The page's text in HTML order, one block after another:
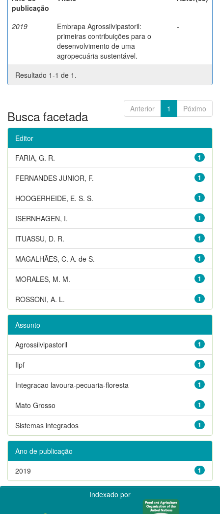
publicação
2019
Embrapa Agrossilvipastoril:
primeiras contribuições para o
desenvolvimento de uma
agropecuária sustentável.
-
Resultado 1-1 de 1.
Anterior 1 Póximo
Busca facetada
Editor
1
FARIA, G. R.
1
FERNANDES JUNIOR, F.
1
HOOGERHEIDE, E. S. S.
1
ISERNHAGEN, I.
1
ITUASSU, D. R.
1
MAGALHÃES, C. A. de S.
1
MORALES, M. M.
1
ROSSONI, A. L.
Assunto
1
Agrossilvipastoril
1
Ilpf
1
Integracao lavoura-pecuaria-floresta
1
Mato Grosso
1
Sistemas integrados
Ano de publicação
1
2019
Indexado por